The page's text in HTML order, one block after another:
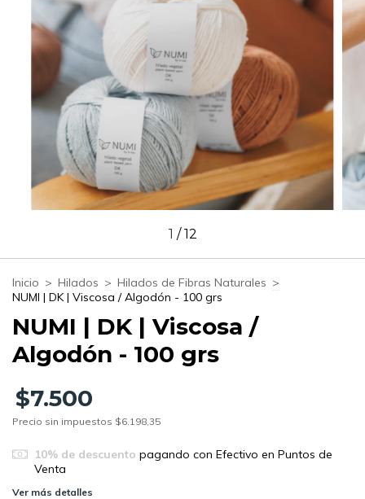
1 /12
Inicio > Hilados > Hilados de Fibras Naturales >
NUMI | DK | Viscosa / Algodón - 100 grs
NUMI | DK | Viscosa /
Algodón - 100 grs
$7.500
Precio sin impuestos $6.198,35
10% de descuento pagando con Efectivo en Puntos de
Venta
Ver más detalles